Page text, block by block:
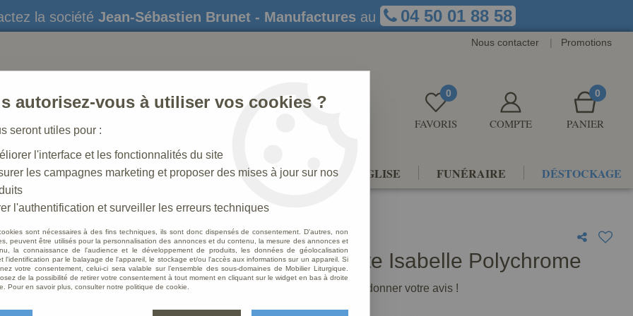
la société Jean-Sébastien Brunet - Manufactures au 04 50 01 88 58
Nous contacter | Promotions
0
FAVORIS COMPTE
0
PANIER
STATUES CRÈCHES DE NOËL AMÉNAGEMENTS D'ÉGLISE FUNÉRAIRE DÉSTOCKAGE
>Statue Sainte Isabelle Polychrome
Statue Sainte Isabelle Polychrome
Soyez le premier à donner votre avis !
autorisez-vous à utiliser vos cookies ?
seront utiles pour :
l'interface et les fonctionnalités du site
les campagnes marketing et proposer des mises à jour sur nos
l'authentification et surveiller les erreurs techniques
sont nécessaires à des fins techniques, ils sont donc dispensés de consentement. D'autres, non
peuvent être utilisés pour la personnalisation des annonces et du contenu, la mesure des annonces et
la connaissance de l'audience et le développement de produits, les données de géolocalisation
l'identification par le balayage de l'appareil, le stockage et/ou l'accès aux informations sur un appareil. Si
votre consentement, celui-ci sera valable sur l’ensemble des sous-domaines de Mobilier Liturgique.
de la possibilité de retirer votre consentement à tout moment en cliquant sur le widget en bas à droite
Pour en savoir plus, consulter notre politique de cookie.